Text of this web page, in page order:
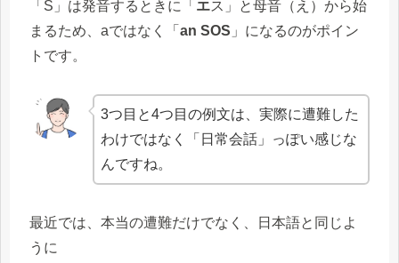
「S」は発音するときに「 エス」と母音（え）から始
まるため、aではなく「 an SOS 」になるのがポイン
トです。
3つ目と4つ目の例文は、実際に遭難した
わけではなく「日常会話」っぽい感じな
んですね。
最近では、本当の遭難だけでなく、日本語と同じよ
うに